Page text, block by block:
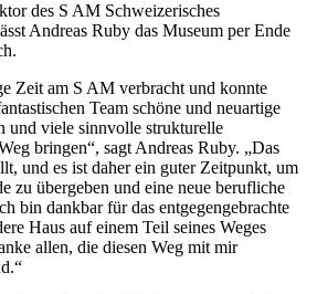
des S AM Schweizerisches
Andreas Ruby das Museum per Ende
Zeit am S AM verbracht und konnte
Team schöne und neuartige
und viele sinnvolle strukturelle
bringen“, sagt Andreas Ruby. „Das
und es ist daher ein guter Zeitpunkt, um
zu übergeben und eine neue berufliche
bin dankbar für das entgegengebrachte
Haus auf einem Teil seines Weges
allen, die diesen Weg mit mir